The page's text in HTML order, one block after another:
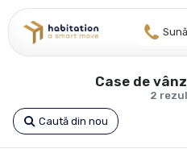
2
Case de
Caută din nou